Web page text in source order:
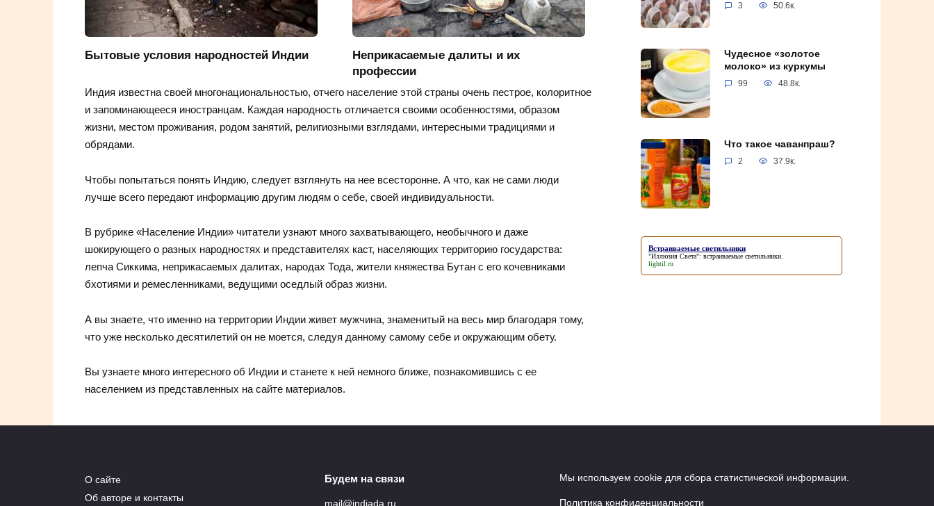
Бытовые условия народностей Индии
Неприкасаемые далиты и их
профессии
Индия известна своей многонациональностью, отчего население этой страны очень пестрое, колоритное
и запоминающееся иностранцам. Каждая народность отличается своими особенностями, образом
жизни, местом проживания, родом занятий, религиозными взглядами, интересными традициями и
обрядами.
Чтобы попытаться понять Индию, следует взглянуть на нее всесторонне. А что, как не сами люди
лучше всего передают информацию другим людям о себе, своей индивидуальности.
В рубрике «Население Индии» читатели узнают много захватывающего, необычного и даже
шокирующего о разных народностях и представителях каст, населяющих территорию государства:
лепча Сиккима, неприкасаемых далитах, народах Тода, жители княжества Бутан с его кочевниками
бхотиями и ремесленниками, ведущими оседлый образ жизни.
А вы знаете, что именно на территории Индии живет мужчина, знаменитый на весь мир благодаря тому,
что уже несколько десятилетий он не моется, следуя данному самому себе и окружающим обету.
Вы узнаете много интересного об Индии и станете к ней немного ближе, познакомившись с ее
населением из представленных на сайте материалов.
3 50.6к.
Чудесное «золотое
молоко» из куркумы
99 48.8к.
Что такое чаванпраш?
2 37.9к.
Встраиваемые светильники
"Иллюзия Света": встраиваемые светильники
lightil.ru
О сайте
Об авторе и контакты
Будем на связи
mail@indiada.ru
Мы используем cookie для сбора статистической информации.
Политика конфиденциальности